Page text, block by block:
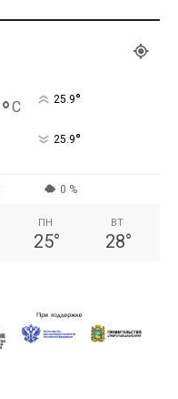
°C 25.9°
25.9°
0 %
ПН
25°
ВТ
28°